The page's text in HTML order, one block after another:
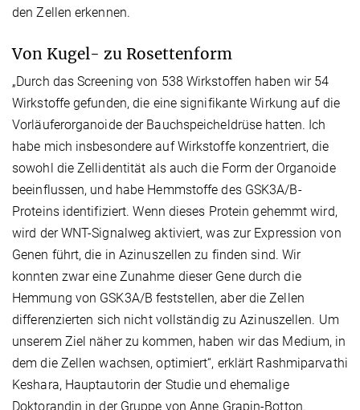
den Zellen erkennen.
Von Kugel- zu Rosettenform
„Durch das Screening von 538 Wirkstoffen haben wir 54
Wirkstoffe gefunden, die eine signifikante Wirkung auf die
Vorläuferorganoide der Bauchspeicheldrüse hatten. Ich
habe mich insbesondere auf Wirkstoffe konzentriert, die
sowohl die Zellidentität als auch die Form der Organoide
beeinflussen, und habe Hemmstoffe des GSK3A/B-
Proteins identifiziert. Wenn dieses Protein gehemmt wird,
wird der WNT-Signalweg aktiviert, was zur Expression von
Genen führt, die in Azinuszellen zu finden sind. Wir
konnten zwar eine Zunahme dieser Gene durch die
Hemmung von GSK3A/B feststellen, aber die Zellen
differenzierten sich nicht vollständig zu Azinuszellen. Um
unserem Ziel näher zu kommen, haben wir das Medium, in
dem die Zellen wachsen, optimiert“, erklärt Rashmiparvathi
Keshara, Hauptautorin der Studie und ehemalige
Doktorandin in der Gruppe von Anne Grapin-Botton.